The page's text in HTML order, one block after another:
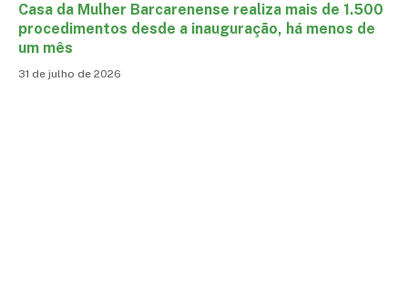
Casa da Mulher Barcarenense realiza mais de 1.500
procedimentos desde a inauguração, há menos de
um mês
31 de julho de 2026